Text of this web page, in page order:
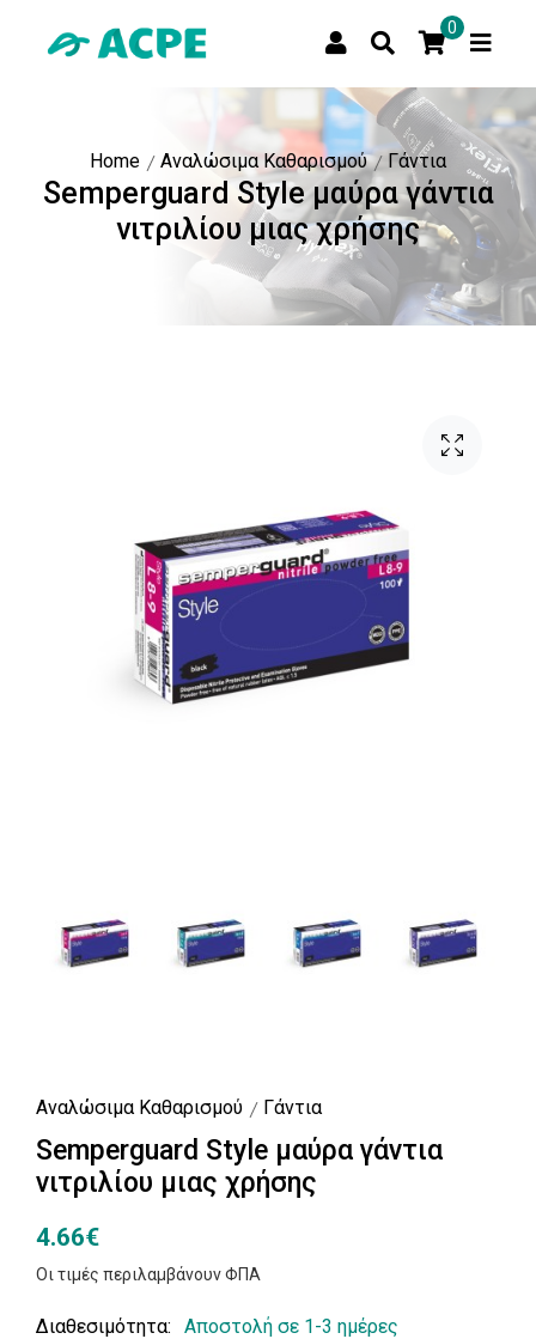
0
Home Αναλώσιμα Καθαρισμού Γάντια
Semperguard Style μαύρα γάντια
νιτριλίου μιας χρήσης
Αναλώσιμα Καθαρισμού Γάντια
Semperguard Style μαύρα γάντια
νιτριλίου μιας χρήσης
4.66€
Οι τιμές περιλαμβάνουν ΦΠΑ
Διαθεσιμότητα: Αποστολή σε 1-3 ημέρες